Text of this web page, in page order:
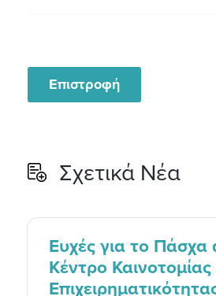
Επιστροφή
Σχετικά Νέα
Ευχές για το Πάσχα
Κέντρο Καινοτομίας